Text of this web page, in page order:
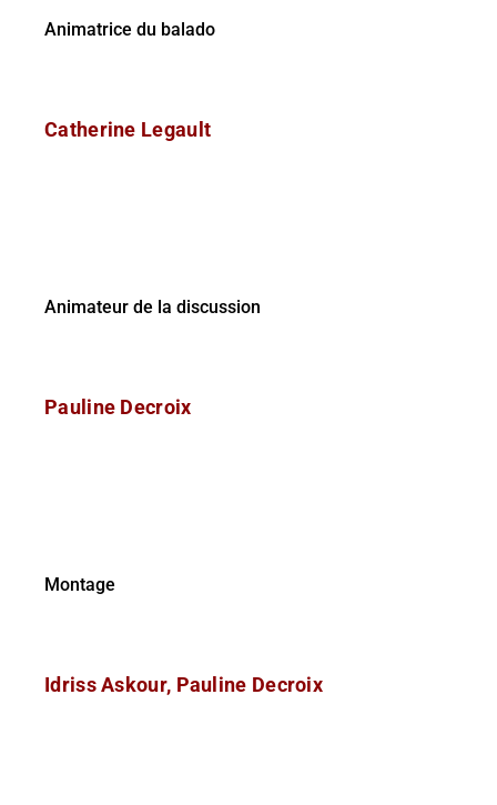
Animatrice du balado
Catherine Legault
Animateur de la discussion
Pauline Decroix
Montage
Idriss Askour, Pauline Decroix